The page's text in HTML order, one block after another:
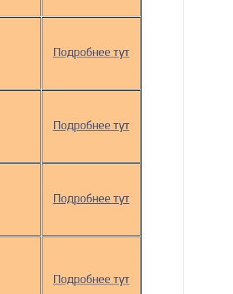
Подробнее тут
Подробнее тут
Подробнее тут
Подробнее тут